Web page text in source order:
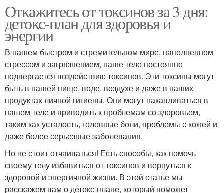
Откажитесь от токсинов за 3 дня:
детокс-план для здоровья и
энергии
В нашем быстром и стремительном мире, наполненном
стрессом и загрязнением, наше тело постоянно
подвергается воздействию токсинов. Эти токсины могут
быть в нашей пище, воде, воздухе и даже в наших
продуктах личной гигиены. Они могут накапливаться в
нашем теле и приводить к проблемам со здоровьем,
таким как усталость, головные боли, проблемы с кожей и
даже более серьезные заболевания.
Но не стоит отчаиваться! Есть способы, как помочь
своему телу избавиться от токсинов и вернуться к
здоровой и энергичной жизни. В этой статье мы
расскажем вам о детокс-плане, который поможет